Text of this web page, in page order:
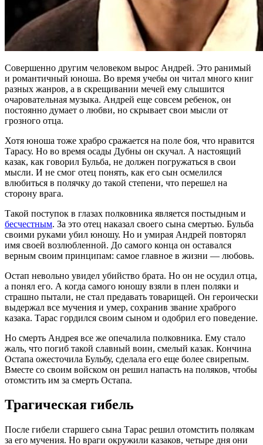
Совершенно другим человеком вырос Андрей. Это ранимый
и романтичный юноша. Во время учебы он читал много книг
разных жанров, а в скрещивании мечей ему слышится
очаровательная музыка. Андрей еще совсем ребенок, он
постоянно думает о любви, но скрывает свои мысли от
грозного отца.
Хотя юноша тоже храбро сражается на поле боя, что нравится
Тарасу. Но во время осады Дубны он скучал. А настоящий
казак, как говорил Бульба, не должен погружаться в свои
мысли. И не смог отец понять, как его сын осмелился
влюбиться в полячку до такой степени, что перешел на
сторону врага.
Такой поступок в глазах полковника является постыдным и
бесчестным. За это отец наказал своего сына смертью. Бульба
своими руками убил юношу. Но и умирая Андрей повторял
имя своей возлюбленной. До самого конца он оставался
верным своим принципам: самое главное в жизни — любовь.
Остап невольно увидел убийство брата. Но он не осудил отца,
а понял его. А когда самого юношу взяли в плен поляки и
страшно пытали, не стал предавать товарищей. Он героически
выдержал все мучения и умер, сохранив звание храброго
казака. Тарас гордился своим сыном и одобрил его поведение.
Но смерть Андрея все же опечалила полковника. Ему стало
жаль, что погиб такой славный воин, смелый казак. Кончина
Остапа ожесточила Бульбу, сделала его еще более свирепым.
Вместе со своим войском он решил напасть на поляков, чтобы
отомстить им за смерть Остапа.
Трагическая гибель
После гибели старшего сына Тарас решил отомстить полякам
за его мучения. Но враги окружили казаков, четыре дня они